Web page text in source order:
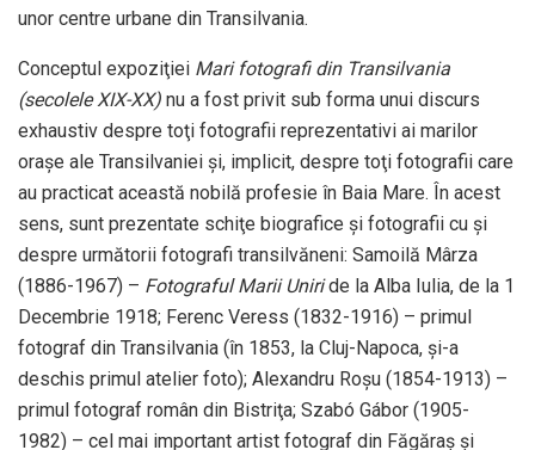
unor centre urbane din Transilvania.
Conceptul expoziţiei Mari fotografi din Transilvania
(secolele XIX-XX) nu a fost privit sub forma unui discurs
exhaustiv despre toţi fotografii reprezentativi ai marilor
oraşe ale Transilvaniei şi, implicit, despre toţi fotografii care
au practicat această nobilă profesie în Baia Mare. În acest
sens, sunt prezentate schiţe biografice şi fotografii cu şi
despre următorii fotografi transilvăneni: Samoilă Mârza
(1886-1967) – Fotograful Marii Uniride la Alba Iulia, de la 1
Decembrie 1918; Ferenc Veress (1832-1916) – primul
fotograf din Transilvania (în 1853, la Cluj-Napoca, şi-a
deschis primul atelier foto); Alexandru Roşu (1854-1913) –
primul fotograf român din Bistriţa; Szabó Gábor (1905-
1982) – cel mai important artist fotograf din Făgăraş şi